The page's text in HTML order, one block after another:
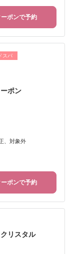
ポンで予約
スパ
ポン
、対象外
ポンで予約
リスタル